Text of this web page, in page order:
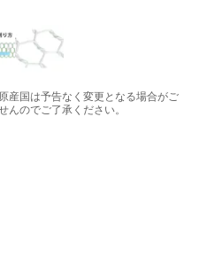
産国は予告なく変更となる場合がご
んのでご了承ください。